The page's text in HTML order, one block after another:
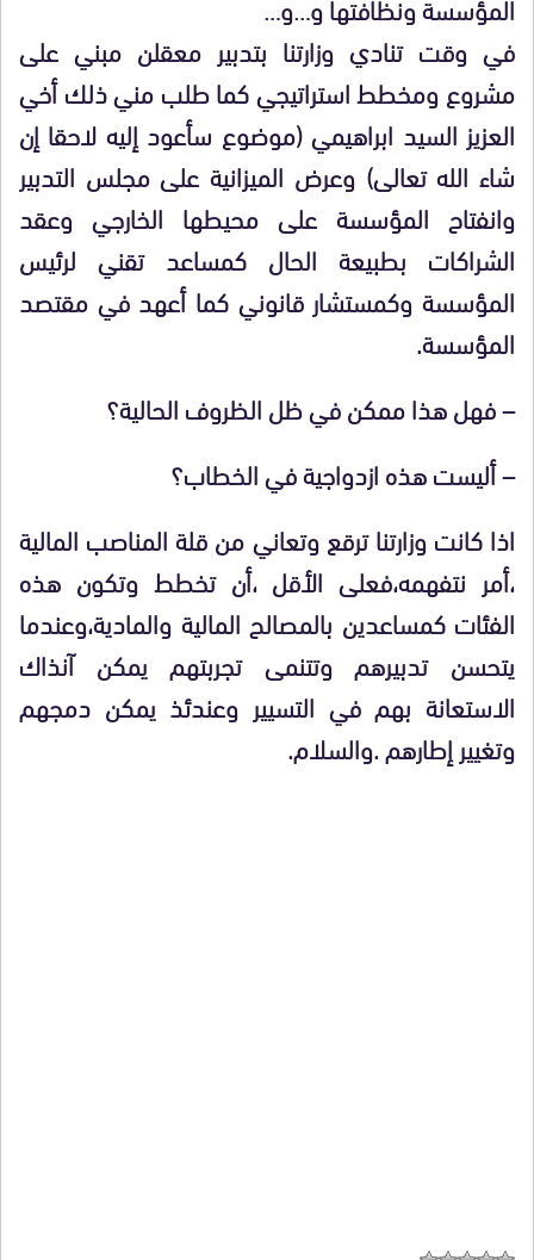
في وقت تنادي وزارتنا بتدبير معقلن مبني على
مشروع ومخطط استراتيجي كما طلب مني ذلك أخي
العزيز السيد ابراهيمي (موضوع سأعود إليه لاحقا إن
شاء الله تعالى) وعرض الميزانية على مجلس التدبير
وانفتاح المؤسسة على محيطها الخارجي وعقد
الشراكات بطبيعة الحال كمساعد تقني لرئيس
المؤسسة وكمستشار قانوني كما أعهد في مقتصد
المؤسسة.
– فهل هذا ممكن في ظل الظروف الحالية؟
– أليست هذه ازدواجية في الخطاب؟
اذا كانت وزارتنا ترقع وتعاني من قلة المناصب المالية
،أمر نتفهمه،فعلى الأقل ،أن تخطط وتكون هذه
الفئات كمساعدين بالمصالح المالية والمادية،وعندما
يتحسن تدبيرهم وتتنمى تجربتهم يمكن آنذاك
الاستعانة بهم في التسيير وعندئذ يمكن دمجهم
وتغيير إطارهم .والسلام.